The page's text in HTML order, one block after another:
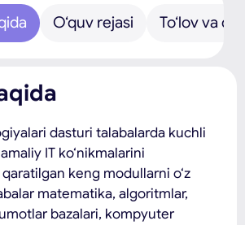
O‘quv rejasi To‘lov va
dasturi talabalarda kuchli
IT ko‘nikmalarini
keng modullarni o‘z
matematika, algoritmlar,
bazalari, kompyuter